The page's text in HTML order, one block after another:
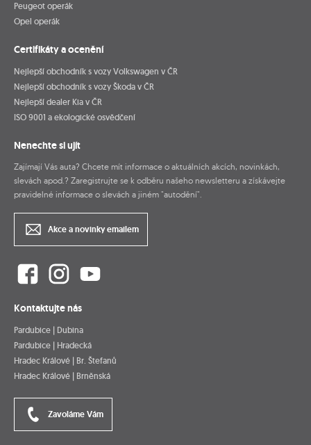
Peugeot operák
Opel operák
Certifikáty a ocenění
Nejlepší obchodník s vozy Volkswagen v ČR
Nejlepší obchodník s vozy Škoda v ČR
Nejlepší dealer Kia v ČR
ISO 9001 a ekologické osvědčení
Nenechte si ujít
Zajímají Vás auta? Chcete mít informace o aktuálních akcích, novinkách,
slevách apod.? Zaregistrujte se k odběru našeho newsletteru a získávejte
pravidelné informace o slevách a jiném "autodění".
Akce a novinky emailem
Kontaktujte nás
Pardubice | Dubina
Pardubice | Hradecká
Hradec Králové | Br. Štefanů
Hradec Králové | Brněnská
Zavoláme Vám